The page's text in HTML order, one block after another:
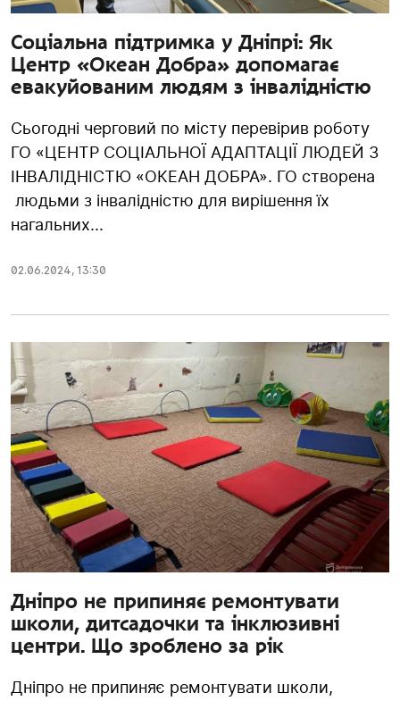
Соціальна підтримка у Дніпрі: Як
Центр «Океан Добра» допомагає
евакуйованим людям з інвалідністю
Сьогодні черговий по місту перевірив роботу
ГО «ЦЕНТР СОЦІАЛЬНОЇ АДАПТАЦІЇ ЛЮДЕЙ З
ІНВАЛІДНІСТЮ «ОКЕАН ДОБРА». ГО створена
людьми з інвалідністю для вирішення їх
нагальних...
02.06.2024, 13:30
Дніпро не припиняє ремонтувати
школи, дитсадочки та інклюзивні
центри. Що зроблено за рік
Дніпро не припиняє ремонтувати школи,